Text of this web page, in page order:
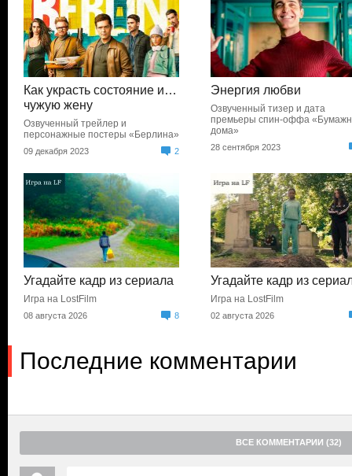
Как украсть состояние и…
чужую жену
Озвученный трейлер и
персонажные постеры «Берлина»
09 декабря 2023 2
Энергия любви
Озвученный тизер и дата
премьеры спин-оффа
дома»
28 сентября 2023
Угадайте кадр из сериала
Игра на LostFilm
08 августа 2026 8
Угадайте кадр из
Игра на LostFilm
02 августа 2026
Последние комментарии
ВСЕ КОММЕНТАРИИ (32)